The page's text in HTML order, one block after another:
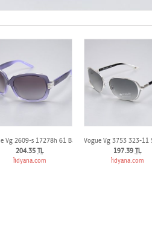
Gözlügü
Vg 2609-s 17278h 61 Bayan Günes Gözlügü
204.35 TL
lidyana.com
Vogue Vg 3753 323-11
197.39 TL
lidyana.com